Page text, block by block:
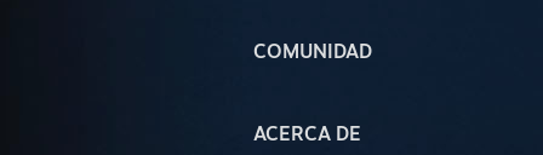
COMUNIDAD
ACERCA DE